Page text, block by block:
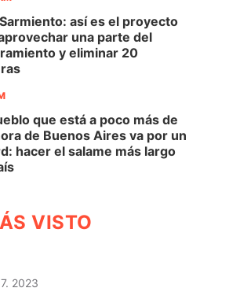
así es el proyecto
una parte del
y eliminar 20
que está a poco más de
de Buenos Aires va por un
hacer el salame más largo
VISTO
2023